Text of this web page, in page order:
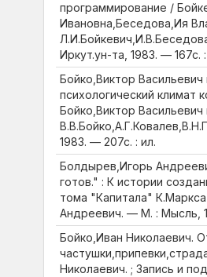
программирование /
Ивановна,Беседова,Ия
Иркут.ун-та, 1983. — 167с.
Бойко,Виктор
психологический климат
Бойко,Виктор Васильевич
1983. — 207с. : ил.
Болдырев,Игорь
готов." : К истории
тома "Капитала"
Андреевич. — М. : Мысль,
Бойко,Иван Николаевич.
Николаевич. ; Запись и